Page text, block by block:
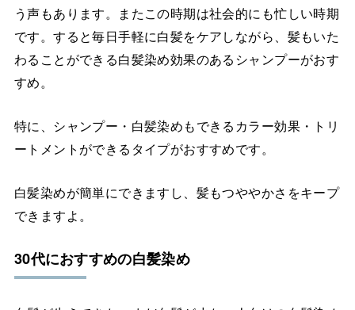
う声もあります。またこの時期は社会的にも忙しい時期
です。すると毎日手軽に白髪をケアしながら、髪もいた
わることができる白髪染め効果のあるシャンプーがおす
すめ。
特に、シャンプー・白髪染めもできるカラー効果・トリ
ートメントができるタイプがおすすめです。
白髪染めが簡単にできますし、髪もつややかさをキープ
できますよ。
30代におすすめの白髪染め